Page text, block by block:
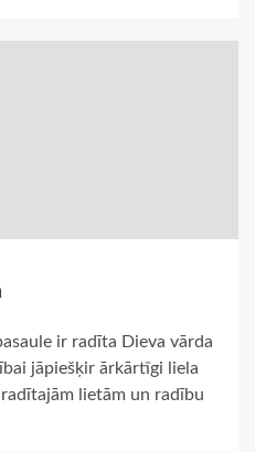
ir radīta Dieva vārda
jāpiešķir ārkārtīgi liela
lietām un radību